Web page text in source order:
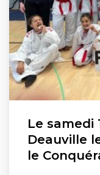
Le samedi
Deauville
le